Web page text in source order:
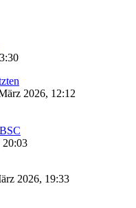
2026, 12:12
2026, 19:33